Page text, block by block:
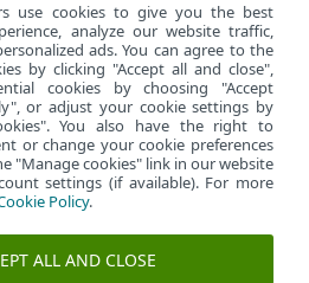
tinklavietę
use cookies to give you the best
analyze our website traffic,
ads. You can agree to the
by clicking "Accept all and close",
cookies by choosing "Accept
or adjust your cookie settings by
You also have the right to
or change your cookie preferences
"Manage cookies" link in our website
settings (if available). For more
Policy.
ALL AND CLOSE